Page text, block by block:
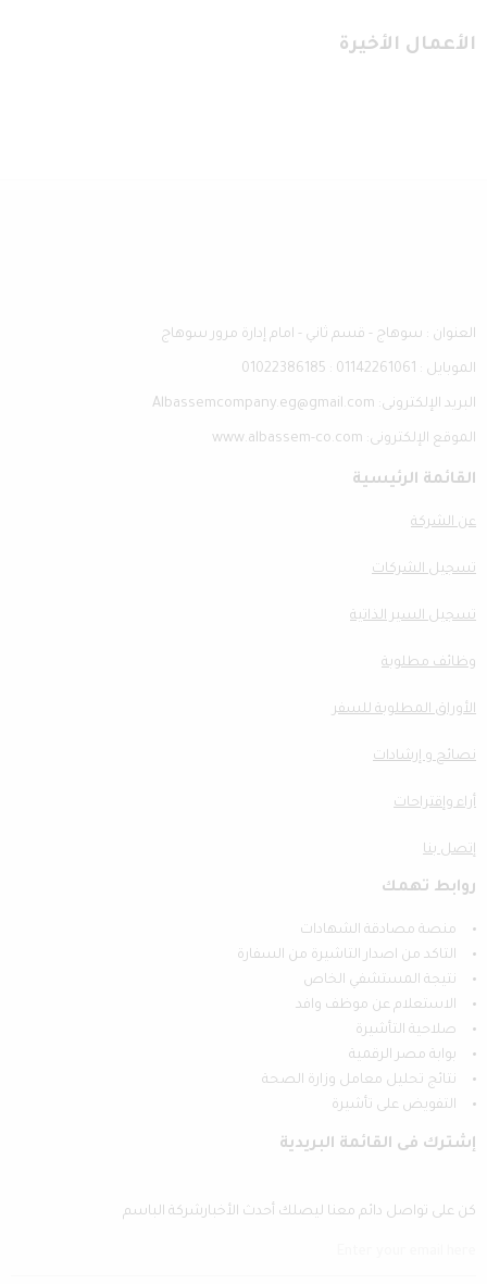
الأعمال الأخيرة
العنوان : سوهاج - قسم ثاني - امام إدارة مرور سوهاج
الموبايل : 01142261061 : 01022386185
البريد الإلكترونى: Albassemcompany.eg@gmail.com
الموقع الإلكترونى: www.albassem-co.com
القائمة الرئيسية
عن الشركة
تسجيل الشركات
تسجيل السير الذاتية
وظائف مطلوبة
الأوراق المطلوبة للسفر
نصائح و إرشادات
أراء وإقتراحات
إتصل بنا
روابط تهمك
منصة مصادقة الشهادات
التاكد من اصدار التاشيرة من السفارة
نتيجة المستشفي الخاص
الاستعلام عن موظف وافد
صلاحية التأشيرة
بوابة مصر الرقمية
نتائج تحليل معامل وزارة الصحة
التفويض على تأشيرة
إشترك فى القائمة البريدية
كن على تواصل دائم معنا ليصلك أحدث الأخبارشركة الباسم